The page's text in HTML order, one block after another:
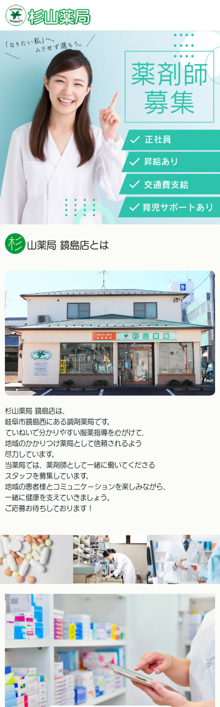
杉 山薬局 鏡島店とは
杉山薬局 鏡島店は、
岐阜市鏡島西にある調剤薬局です。
ていねいで分かりやすい服薬指導を心がけて、
地域のかかりつけ薬局として信頼されるよう
尽力しています。
当薬局では、薬剤師として一緒に働いてくださる
スタッフを募集しています。
地域の患者様とコミュニケーションを楽しみながら、
一緒に健康を支えていきましょう。
ご応募お待ちしております！